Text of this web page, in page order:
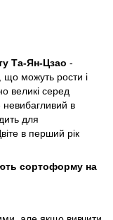
Та-Ян-Цзао -
що можуть рости і
великі серед
в
для
в перший рік
сортоформу на